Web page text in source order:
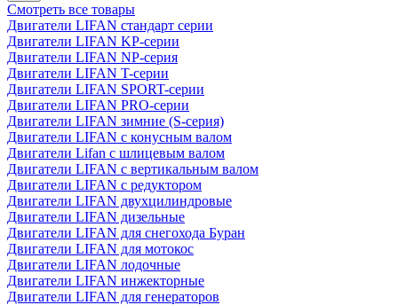
Смотреть все товары
Двигатели LIFAN стандарт серии
Двигатели LIFAN KP-серии
Двигатели LIFAN NP-серия
Двигатели LIFAN T-серии
Двигатели LIFAN SPORT-серии
Двигатели LIFAN PRO-серии
Двигатели LIFAN зимние (S-серия)
Двигатели LIFAN с конусным валом
Двигатели Lifan с шлицевым валом
Двигатели LIFAN с вертикальным валом
Двигатели LIFAN с редуктором
Двигатели LIFAN двухцилиндровые
Двигатели LIFAN дизельные
Двигатели LIFAN для снегохода Буран
Двигатели LIFAN для мотокос
Двигатели LIFAN лодочные
Двигатели LIFAN инжекторные
Двигатели LIFAN для генераторов